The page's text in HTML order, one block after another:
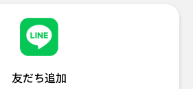
友だち追加